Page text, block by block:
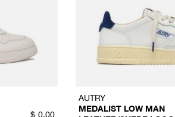
$ 0.00
AUTRY
MEDALIST LOW MAN